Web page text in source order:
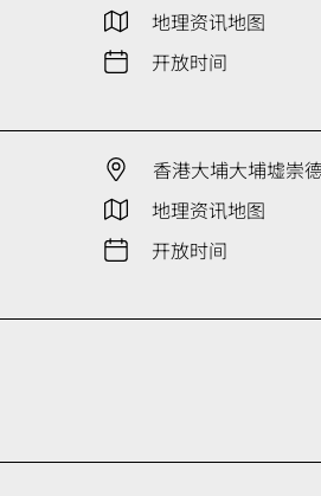
地理资讯地图
开放时间
香港大埔大埔墟崇
地理资讯地图
开放时间